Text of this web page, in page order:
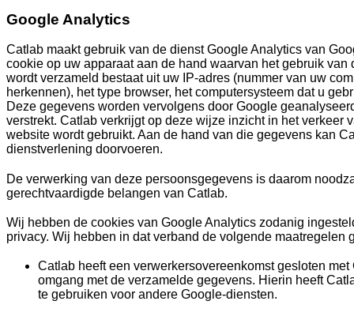
Google Analytics
Catlab maakt gebruik van de dienst Google Analytics van
cookie op uw apparaat aan de hand waarvan het gebruik
wordt verzameld bestaat uit uw IP-adres (nummer van uw
herkennen), het type browser, het computersysteem dat u
Deze gegevens worden vervolgens door Google
verstrekt. Catlab verkrijgt op deze wijze inzicht in het verkeer
website wordt gebruikt. Aan de hand van die gegevens kan
dienstverlening doorvoeren.
De verwerking van deze persoonsgegevens is daarom
gerechtvaardigde belangen van Catlab.
Wij hebben de cookies van Google Analytics zodanig
privacy. Wij hebben in dat verband de volgende maatregelen
Catlab heeft een verwerkersovereenkomst gesloten
omgang met de verzamelde gegevens. Hierin heeft
te gebruiken voor andere Google-diensten.